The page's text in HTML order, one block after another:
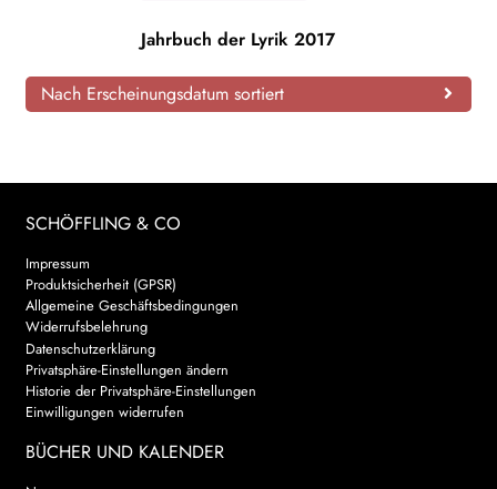
NEWSLETTER
Search:
Jahrbuch der Lyrik 2017
Nach Erscheinungsdatum sortiert
SCHÖFFLING & CO
Impressum
Produktsicherheit (GPSR)
Allgemeine Geschäftsbedingungen
Widerrufsbelehrung
Datenschutzerklärung
Privatsphäre-Einstellungen ändern
Historie der Privatsphäre-Einstellungen
Einwilligungen widerrufen
BÜCHER UND KALENDER